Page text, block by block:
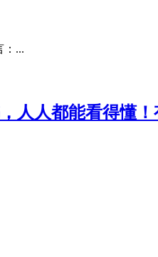
：...
人都能看得懂